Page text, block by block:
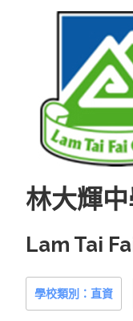
林大輝
Lam Tai
學校類別：直資